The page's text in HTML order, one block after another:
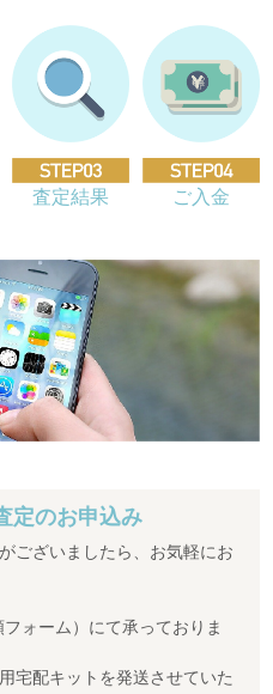
査定結果 ご入金
定のお申込み
ございましたら、お気軽にお
ォーム）にて承っておりま
宅配キットを発送させていた